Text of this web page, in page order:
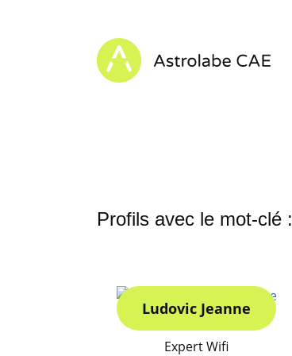
Astrolabe CAE - Home
Profils avec le mot-clé :
Ludovic Jeanne
Expert Wifi